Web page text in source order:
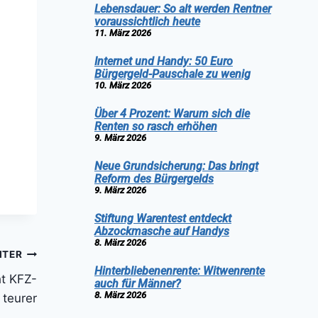
KFZ-
teurer
Lebensdauer: So alt werden Rentner
voraussichtlich heute
11. März 2026
Internet und Handy: 50 Euro
Bürgergeld-Pauschale zu wenig
10. März 2026
Über 4 Prozent: Warum sich die
Renten so rasch erhöhen
9. März 2026
Neue Grundsicherung: Das bringt
Reform des Bürgergelds
9. März 2026
Stiftung Warentest entdeckt
Abzockmasche auf Handys
8. März 2026
Hinterbliebenenrente: Witwenrente
auch für Männer?
8. März 2026